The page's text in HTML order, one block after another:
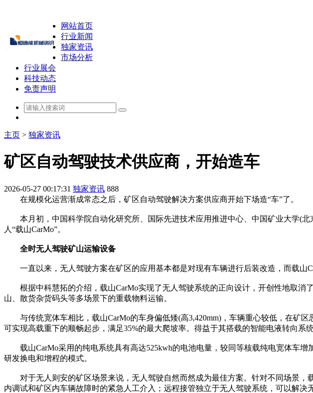
网站首页
行业新闻
独家资讯
市场分析
行业展会
科技动态
免责声明
主页 > 独家资讯
矿区自动驾驶技术供应商，开始造车
2026-05-27 00:17:31 独家资讯 888
在规模化运营渐成常态之后，矿区自动驾驶解决方案供应商开始下场造“车”了。
本月初，中国科学院自动化研究所、国际先进技术应用推进中心、中国矿业大学(北
人“载山CarMo”。
全时无人驾驶矿山运输设备
一直以来，无人驾驶方案在矿区的应用基本都是对现有车辆进行后装改造，而载山
根据中科慧拓的介绍，载山CarMo实现了无人驾驶系统的正向设计，开创性地取消
山、散货杂货码头等多场景下的重载物料运输。
与传统宽体车相比，载山CarMo的车身偏低矮(高3,420mm)，车辆重心较低，在矿区
可实现高载重下的顺畅起步，满足35%的最大爬坡率。得益于其搭载的智能电液转向系
载山CarMo采用的纯电系统具有高达525kwh的电池电量，较同等核载纯电宽体车增
研发换电和增程的模式。
对于无人则安的矿区场景来说，无人驾驶自然而然成为最佳方案。针对不同场景，
内调试和矿区内车辆故障时的紧急人工介入；远程接管独立于无人驾驶系统，可以解决